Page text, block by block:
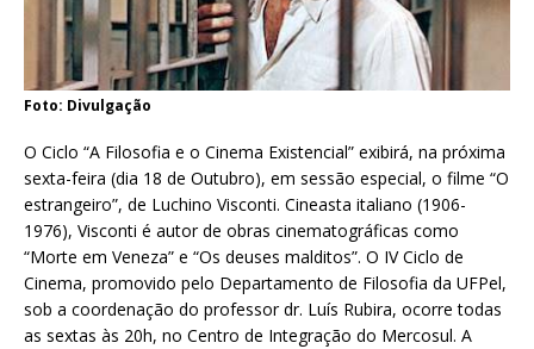
Foto: Divulgação
O Ciclo “A Filosofia e o Cinema Existencial” exibirá, na próxima
sexta-feira (dia 18 de Outubro), em sessão especial, o filme “O
estrangeiro”, de Luchino Visconti. Cineasta italiano (1906-
1976), Visconti é autor de obras cinematográficas como
“Morte em Veneza” e “Os deuses malditos”. O IV Ciclo de
Cinema, promovido pelo Departamento de Filosofia da UFPel,
sob a coordenação do professor dr. Luís Rubira, ocorre todas
as sextas às 20h, no Centro de Integração do Mercosul. A